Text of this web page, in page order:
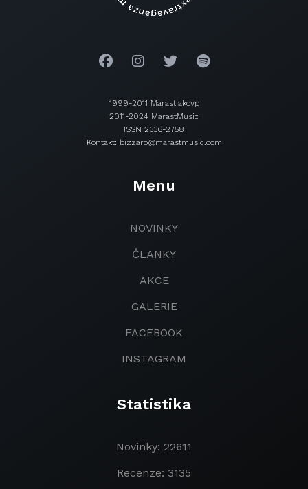
1999-2011 Marastjakcyp
2011-2024 MarastMusic
ISSN 2336-2758
Kontakt: bizzaro@marastmusic.com
Menu
NOVINKY
ČLANKY
AKCE
GALERIE
FACEBOOK
INSTAGRAM
Statistika
Novinky: 22611
Recenze: 3135